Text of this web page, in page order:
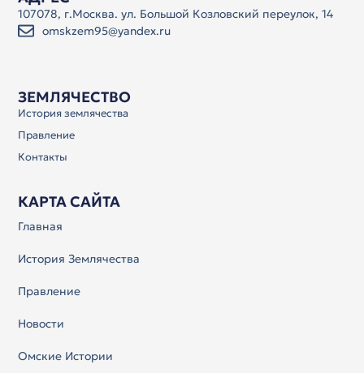
ЗЕМЛЯЧЕСТВО
История землячества
Правление
Контакты
КАРТА САЙТА
Главная
История Землячества
Правление
Новости
Омские Истории
107078, г.Москва. ул. Большой Козловский переулок, 14
omskzem95@yandex.ru